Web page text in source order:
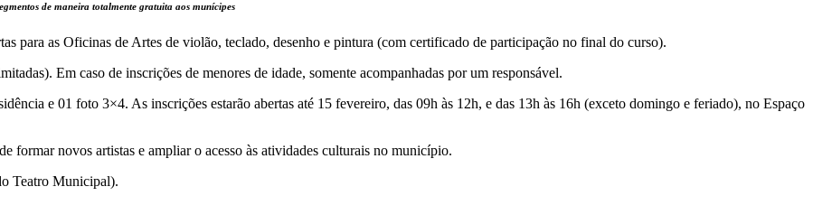
de maneira totalmente gratuita aos munícipes
para as Oficinas de Artes de violão, teclado, desenho e pintura (com certificado de participação no final do curso).
Em caso de inscrições de menores de idade, somente acompanhadas por um responsável.
e 01 foto 3×4. As inscrições estarão abertas até 15 fevereiro, das 09h às 12h, e das 13h às 16h (exceto domingo e feriado), no Espaço
formar novos artistas e ampliar o acesso às atividades culturais no município.
Teatro Municipal).